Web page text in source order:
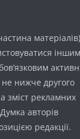
матеріалів)
не нижче другого
зміст рекламних
авторів
редакції.